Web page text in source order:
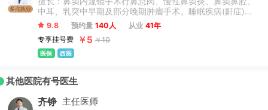
多点执业
中耳、乳突中早期及部分晚期肿瘤手术。睡眠疾病(鼾症)
(OSAHS)的早期诊断及手术治疗。各种原因造成的脑脊液
漏、耳漏修补术;外耳及中耳手术(I、Ⅱ、Ⅲ型鼓室成形术);侧
颅底手术，经耳鼻进路行部分颅外肿瘤切除术:各种咽喉部颈
廓良、恶性肿瘤手术及气管重建术;较小儿童腺样体、扁桃体
9.8 预约量 140人 从业 41年
专享挂号费
￥5 ￥10
医保 西医
其他医院有号医生
齐铮 主任医师